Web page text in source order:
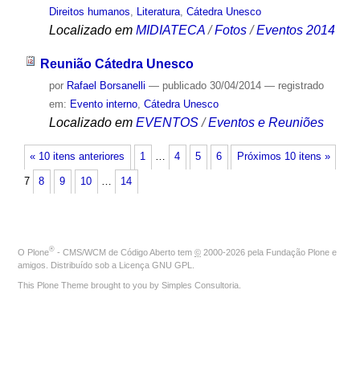
Direitos humanos
Literatura, Cátedra Unesco
Localizado em MIDIATECA /Fotos /Eventos 2014
Reunião Cátedra Unesco
por Rafael Borsanelli — publicado30/04/2014 — registrado
em: Evento interno, Cátedra Unesco
Localizado em EVENTOS /Eventos e Reuniões
« 10 itens anteriores Próximos 10 itens »
1 … 4 5 6
7 8 9 10 … 14
O Plone® - CMS/WCM de Código Aberto tem © 2000-2026 pela Fundação Plone e
amigos. Distribuído sob a Licença GNU GPL
This Plone Theme brought to you by Simples Consultoria